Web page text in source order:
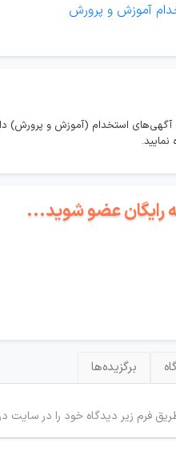
آموزش و پرورش
استخدام (آموزش و پرورش)
رایگان عضو شوید...
برگزیده‌ها
فرم زیر دیدگاه خود را در سایت